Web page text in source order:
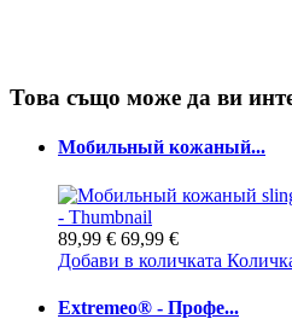
Това също може да ви
Мобильный кожаный...
89,99 € 69,99 €
Добави в количката
Extremeo® - Профе...